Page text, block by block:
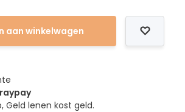
aan winkelwagen
Geld lenen kost geld.